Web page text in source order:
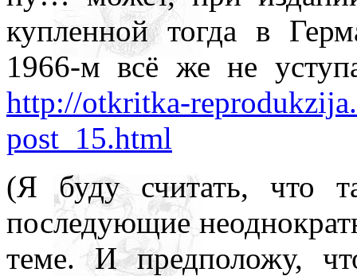
купленной тогда в
1966-м всё же не
http://otkritka-
post_15.html
(Я буду считать, что
последующие
теме. И предположу,